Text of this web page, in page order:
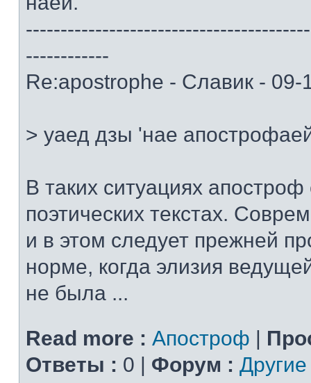
------------
Re:apostrophe - Славик - 09-
> уаед дзы 'нае
В таких ситуациях апостроф
поэтических текстах.
и в этом следует прежней
норме, когда элизия
не была ...
Read more : Апостроф |
Ответы : 0 | Форум :